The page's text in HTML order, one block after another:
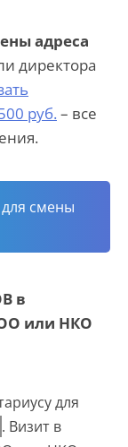
адреса
директора
руб. – все
смены
в
или НКО
для
. Визит в